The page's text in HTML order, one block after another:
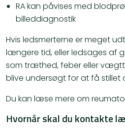
RA kan påvises med
billeddiagnostik
Hvis ledsmerterne er meget
længere tid, eller ledsages af
som træthed, feber eller
blive undersøgt for at få stillet
Du kan læse mere om
Hvornår skal du kontakte